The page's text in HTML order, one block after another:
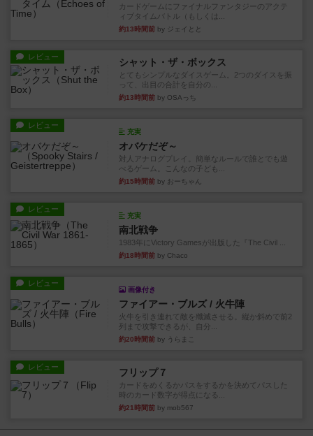
カードゲームにファイナルファンタジーのアクテ
ィブタイムバトル（もしくは...
約13時間前 by ジェイとと
レビュー シャット・ザ・ボックス
とてもシンプルなダイスゲーム。2つのダイスを振
って、出目の合計を自分の...
約13時間前 by OSAっち
レビュー
充実
オバケだぞ～
対人アナログプレイ。簡単なルールで誰とでも遊
べるゲーム。こんなの子ども...
約15時間前 by おーちゃん
レビュー
充実
南北戦争
1983年にVictory Gamesが出版した『The Civil ...
約18時間前 by Chaco
レビュー
画像付き
ファイアー・ブルズ / 火牛陣
火牛を引き連れて敵を殲滅させる。縦か斜めで前2
列まで攻撃できるが、自分...
約20時間前 by うらまこ
レビュー フリップ７
カードをめくるかパスをするかを決めてパスした
時のカード数字が得点になる...
約21時間前 by mob567